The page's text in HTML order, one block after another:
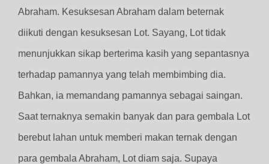
Abraham. Kesuksesan Abraham dalam beternak
diikuti dengan kesuksesan Lot. Sayang, Lot tidak
menunjukkan sikap berterima kasih yang sepantasnya
terhadap pamannya yang telah membimbing dia.
Bahkan, ia memandang pamannya sebagai saingan.
Saat ternaknya semakin banyak dan para gembala Lot
berebut lahan untuk memberi makan ternak dengan
para gembala Abraham, Lot diam saja. Supaya